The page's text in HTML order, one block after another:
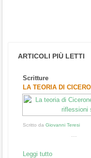
ARTICOLI PIÙ LETTI
Scritture
LA TEORIA DI
Scritto da Giovanni Teresi
...
Leggi tutto